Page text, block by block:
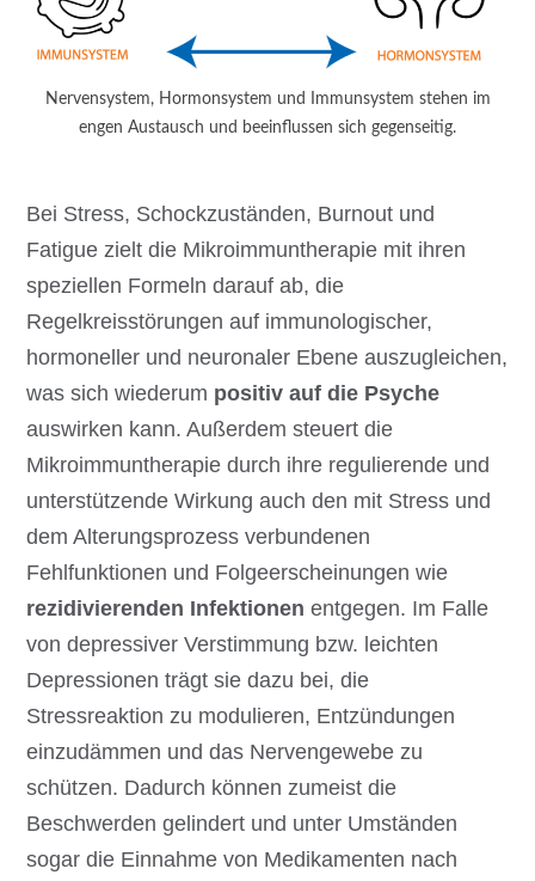
Nervensystem, Hormonsystem und Immunsystem stehen im
engen Austausch und beeinflussen sich gegenseitig.
Bei Stress, Schockzuständen, Burnout und
Fatigue zielt die Mikroimmuntherapie mit ihren
speziellen Formeln darauf ab, die
Regelkreisstörungen auf immunologischer,
hormoneller und neuronaler Ebene auszugleichen,
was sich wiederum positiv auf die Psyche
auswirken kann. Außerdem steuert die
Mikroimmuntherapie durch ihre regulierende und
unterstützende Wirkung auch den mit Stress und
dem Alterungsprozess verbundenen
Fehlfunktionen und Folgeerscheinungen wie
rezidivierenden Infektionen entgegen. Im Falle
von depressiver Verstimmung bzw. leichten
Depressionen trägt sie dazu bei, die
Stressreaktion zu modulieren, Entzündungen
einzudämmen und das Nervengewebe zu
schützen. Dadurch können zumeist die
Beschwerden gelindert und unter Umständen
sogar die Einnahme von Medikamenten nach